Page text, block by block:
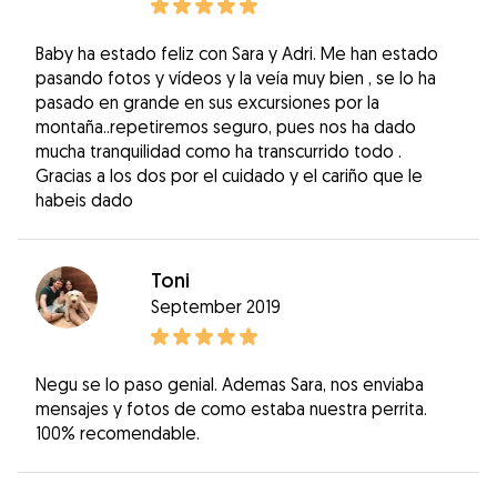
Baby ha estado feliz con Sara y Adri. Me han estado
pasando fotos y vídeos y la veía muy bien , se lo ha
pasado en grande en sus excursiones por la
montaña..repetiremos seguro, pues nos ha dado
mucha tranquilidad como ha transcurrido todo .
Gracias a los dos por el cuidado y el cariño que le
habeis dado
Toni
September 2019
Negu se lo paso genial. Ademas Sara, nos enviaba
mensajes y fotos de como estaba nuestra perrita.
100% recomendable.